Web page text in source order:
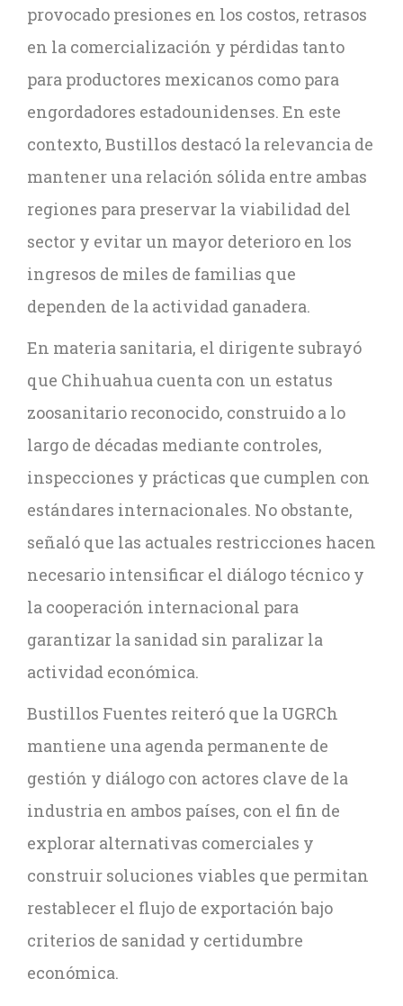
provocado presiones en los costos, retrasos
en la comercialización y pérdidas tanto
para productores mexicanos como para
engordadores estadounidenses. En este
contexto, Bustillos destacó la relevancia de
mantener una relación sólida entre ambas
regiones para preservar la viabilidad del
sector y evitar un mayor deterioro en los
ingresos de miles de familias que
dependen de la actividad ganadera.
En materia sanitaria, el dirigente subrayó
que Chihuahua cuenta con un estatus
zoosanitario reconocido, construido a lo
largo de décadas mediante controles,
inspecciones y prácticas que cumplen con
estándares internacionales. No obstante,
señaló que las actuales restricciones hacen
necesario intensificar el diálogo técnico y
la cooperación internacional para
garantizar la sanidad sin paralizar la
actividad económica.
Bustillos Fuentes reiteró que la UGRCh
mantiene una agenda permanente de
gestión y diálogo con actores clave de la
industria en ambos países, con el fin de
explorar alternativas comerciales y
construir soluciones viables que permitan
restablecer el flujo de exportación bajo
criterios de sanidad y certidumbre
económica.